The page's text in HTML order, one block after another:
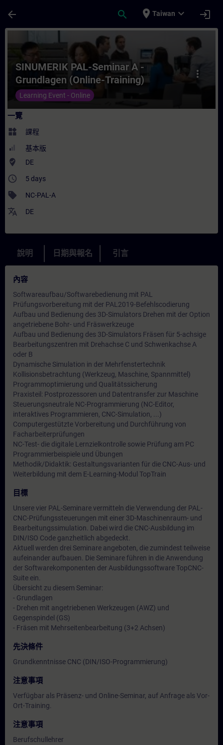
arrow_back search place Taiwan expand_more login
課程 - SINUMERIK PAL-Seminar A -
more_vert
SINUMERIK PAL-Seminar A -
Grundlagen (Online-Training)
Learning Event - Online
一覽
widgets 課程
基本版
where_to_vote DE
access_time 5 days
sell NC-PAL-A
translate DE
說明 日期與報名 引言
內容
Softwareaufbau/Softwarebedienung mit PAL
Prüfungsvorbereitung mit der PAL2019-Befehlscodierung
Aufbau und Bedienung des 3D-Simulators Drehen mit der Option
angetriebene Bohr- und Fräswerkzeuge
Aufbau und Bedienung des 3D-Simulators Fräsen für 5-achsige
Bearbeitungszentren mit Drehachse C und Schwenkachse A
oder B
Dynamische Simulation in der Mehrfenstertechnik
Kollisionsbetrachtung (Werkzeug, Maschine, Spannmittel)
Programmoptimierung und Qualitätssicherung
Praxisteil: Postprozessoren und Datentransfer zur Maschine
Steuerungsneutrale NC-Programmierung (NC-Editor,
interaktives Programmieren, CNC-Simulation, ...)
Computergestützte Vorbereitung und Durchführung von
Facharbeiterprüfungen
NC-Test- die digitale Lernzielkontrolle sowie Prüfung am PC
Programmierbeispiele und Übungen
Methodik/Didaktik: Gestaltungsvarianten für die CNC-Aus- und
Weiterbildung mit dem E-Learning-Modul TopTrain
目標
Unsere vier PAL-Seminare vermitteln die Verwendung der PAL-
CNC-Prüfungssteuerungen mit einer 3D-Maschinenraum- und
Bearbeitungssimulation. Dabei wird die CNC-Ausbildung im
DIN/ISO Code ganzheitlich abgedeckt.
Aktuell werden drei Seminare angeboten, die zumindest teilweise
aufeinander aufbauen. Die Seminare führen in die Anwendung
der Softwarekomponenten der Ausbildungssoftware TopCNC-
Suite ein.
Übersicht zu diesem Seminar:
- Grundlagen
- Drehen mit angetriebenen Werkzeugen (AWZ) und
Gegenspindel (GS)
- Fräsen mit Mehrseitenbearbeitung (3+2 Achsen)
先決條件
Grundkenntnisse CNC (DIN/ISO-Programmierung)
注意事項
Verfügbar als Präsenz- und Online-Seminar, auf Anfrage als Vor-
Ort-Training.
注意事項
Berufschullehrer